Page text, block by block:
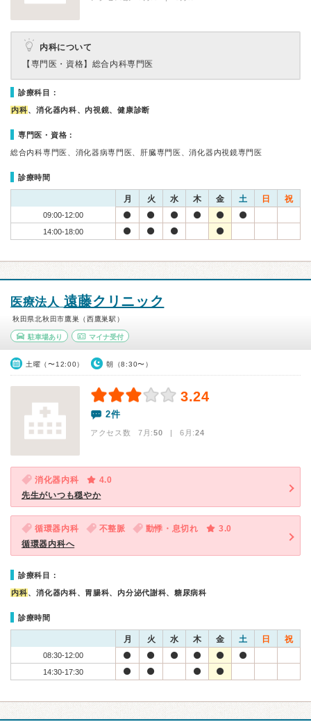
内科について
【専門医・資格】 総合内科専門医
診療科目：
内科、消化器内科、内視鏡、健康診断
専門医・資格：
総合内科専門医、消化器病専門医、肝臓専門医、消化器内視鏡専門医
診療時間
月 火 水 木 金 土 日 祝
09:00-12:00
14:00-18:00
医療法人 遠藤クリニック
秋田県北秋田市鷹巣（西鷹巣駅）
駐車場あり マイナ受付
土曜（〜12:00） 朝（8:30〜）
3.24
2件
アクセス数 7月:50 | 6月:24
消化器内科
4.0
先生がいつも穏やか
循環器内科 不整脈 動悸・息切れ
3.0
循環器内科へ
診療科目：
内科、消化器内科、胃腸科、内分泌代謝科、糖尿病科
診療時間
月 火 水 木 金 土 日 祝
08:30-12:00
14:30-17:30